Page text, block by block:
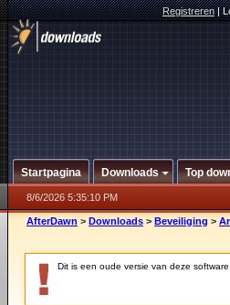
Registreren|
Startpagina Downloads Top
8/6/2026 5:35:10 PM
AfterDawn > Downloads > Beveiliging >
Dit is een oude versie van deze